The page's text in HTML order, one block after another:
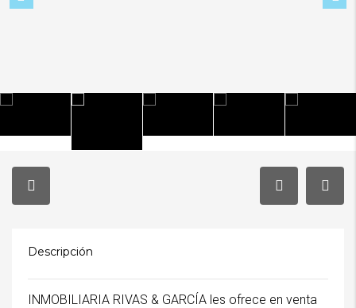
Descripción
INMOBILIARIA RIVAS & GARCÍA les ofrece en venta